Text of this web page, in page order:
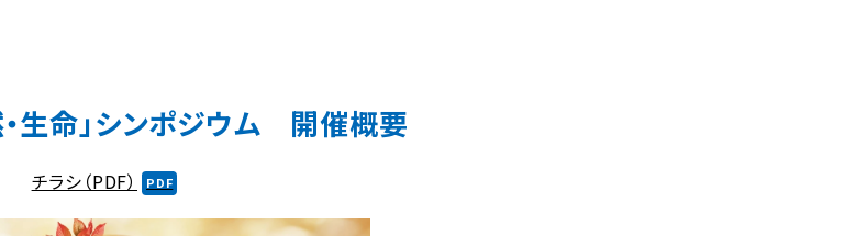
・生命」シンポジウム 開催概要
チラシ（PDF）